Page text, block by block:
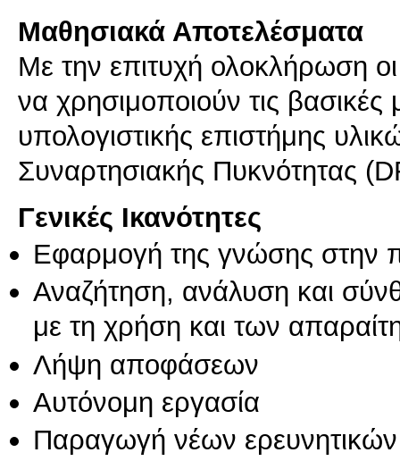
Μαθησιακά Αποτελέσματα
Με την επιτυχή ολοκλήρωση οι
να χρησιμοποιούν τις βασικές
υπολογιστικής επιστήμης
Γενικές Ικανότητες
Εφαρμογή της γνώσης στην
Αναζήτηση, ανάλυση και
με τη χρήση και των
Λήψη αποφάσεων
Αυτόνομη εργασία
Παραγωγή νέων